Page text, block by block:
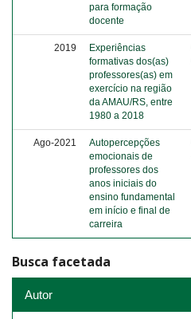
para formação
docente
2019
Experiências
formativas dos(as)
professores(as) em
exercício na região
da AMAU/RS, entre
1980 a 2018
Ago-2021
Autopercepções
emocionais de
professores dos
anos iniciais do
ensino fundamental
em início e final de
carreira
Busca facetada
Autor